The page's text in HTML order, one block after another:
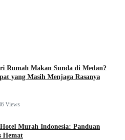
Rumah Makan Sunda di Medan?
yang Masih Menjaga Rasanya
Views
Murah Indonesia: Panduan
Hemat